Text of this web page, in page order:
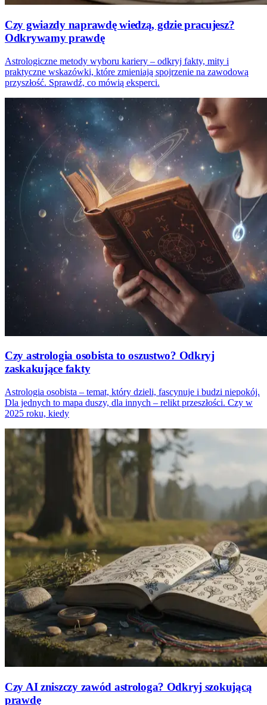
Czy gwiazdy naprawdę wiedzą, gdzie pracujesz?
Odkrywamy prawdę
Astrologiczne metody wyboru kariery – odkryj fakty, mity i
praktyczne wskazówki, które zmieniają spojrzenie na zawodową
przyszłość. Sprawdź, co mówią eksperci.
Czy astrologia osobista to oszustwo? Odkryj
zaskakujące fakty
Astrologia osobista – temat, który dzieli, fascynuje i budzi niepokój.
Dla jednych to mapa duszy, dla innych – relikt przeszłości. Czy w
2025 roku, kiedy
Czy AI zniszczy zawód astrologa? Odkryj szokującą
prawdę